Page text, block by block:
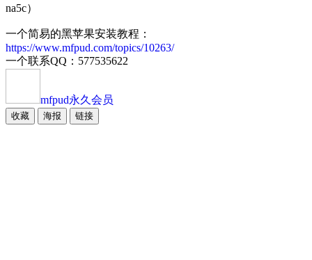
na5c）
一个简易的黑苹果安装教程：
https://www.mfpud.com/topics/10263/
一个联系QQ：577535622
mfpud永久会员
收藏 海报 链接